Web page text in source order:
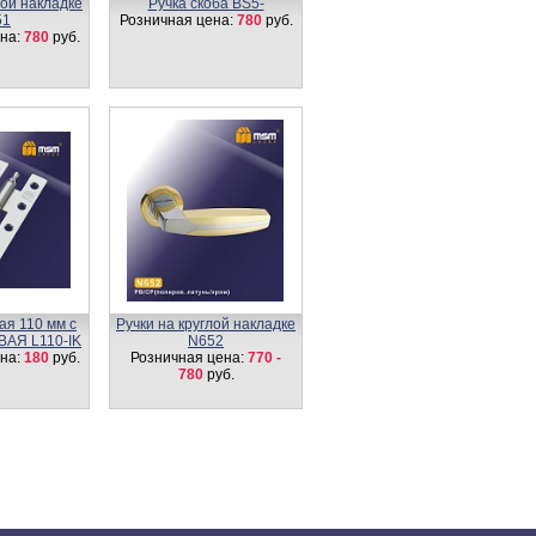
накладке
780руб.
Ручка скоба BS5-
Розничная цена: 780руб.
110 мм c
L110-IK
180руб.
Ручки на круглой накладке
N652
Розничная цена: 770 -
780руб.